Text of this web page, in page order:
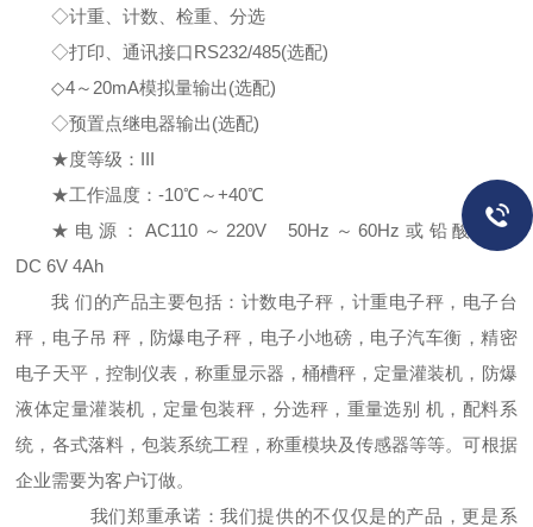
◇计重、计数、检重、分选
◇打印、通讯接口RS232/485(选配)
◇4～20mA模拟量输出(选配)
◇预置点继电器输出(选配)
★度等级：III
★工作温度：-10℃～+40℃
★电源：AC110～220V 50Hz～60Hz或铅酸电池
DC 6V 4Ah
我 们的产品主要包括：计数电子秤，计重电子秤，电子台
秤，电子吊 秤，防爆电子秤，电子小地磅，电子汽车衡，精密
电子天平，控制仪表，称重显示器，桶槽秤，定量灌装机，防爆
液体定量灌装机，定量包装秤，分选秤，重量选别 机，配料系
统，各式落料，包装系统工程，称重模块及传感器等等。可根据
企业需要为客户订做。
我们郑重承诺：我们提供的不仅仅是的产品，更是系